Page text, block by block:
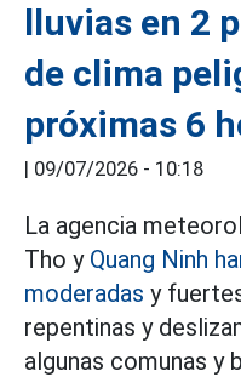
lluvias en 2
de clima
próximas 6
| 09/07/2026 - 10:18
La agencia
Tho y Quang Ninh
moderadas y
repentinas y
algunas comunas y